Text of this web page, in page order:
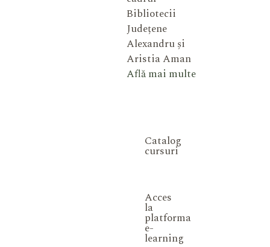
Bibliotecii
Județene
Alexandru și
Aristia Aman
Află mai multe
Catalog
cursuri
Acces
la
platforma
e-
learning